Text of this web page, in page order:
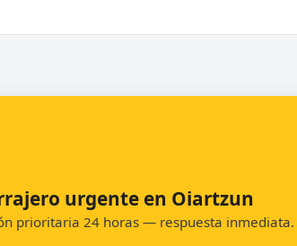
urgente en Oiartzun
prioritaria 24 horas — respuesta inmediata.